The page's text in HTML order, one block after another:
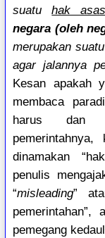
suatuhak
negara (oleh
merupakan
agar jalannya
Kesan apakah
membaca
harus dan
dinamakan
penulis
“misleading”
pemerintahan”,
pemegang